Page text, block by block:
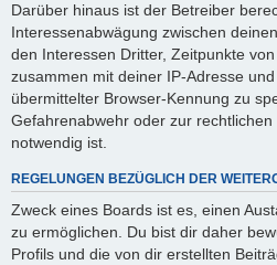
Darüber hinaus ist der Betreiber
Interessenabwägung zwischen
den Interessen Dritter, Zeitpunkte
zusammen mit deiner IP-Adresse
übermittelter Browser-Kennung zu
Gefahrenabwehr oder zur
notwendig ist.
REGELUNGEN BEZÜGLICH DER
Zweck eines Boards ist es, einen
zu ermöglichen. Du bist dir daher
Profils und die von dir erstellten